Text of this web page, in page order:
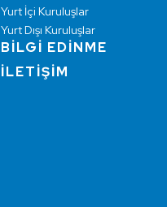
Yurt İçi Kuruluşlar
Yurt Dışı Kuruluşlar
BİLGİ EDİNME
İLETİŞİM